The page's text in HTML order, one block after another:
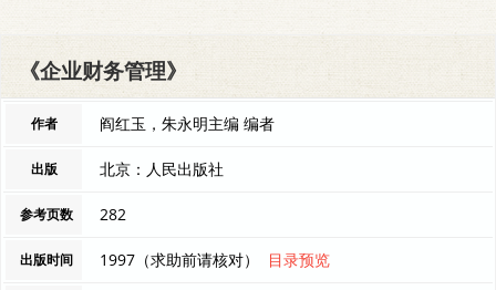
《企业财务管理》
作者 阎红玉，朱永明主编 编者
出版 北京：人民出版社
参考页数 282
出版时间 1997（求助前请核对） 目录预览